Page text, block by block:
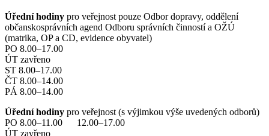
Úřední hodiny pro veřejnost pouze Odbor dopravy, oddělení
občanskosprávních agend Odboru správních činností a OŽÚ
(matrika, OP a CD, evidence obyvatel)
PO 8.00–17.00
ÚT zavřeno
ST 8.00–17.00
ČT 8.00–14.00
PÁ 8.00–14.00
Úřední hodiny pro veřejnost (s výjimkou výše uvedených odborů)
PO 8.00–11.00 12.00–17.00
ÚT zavřeno